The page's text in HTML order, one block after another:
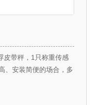
皮带秤，1只称重传感
、安装简便的场合，多